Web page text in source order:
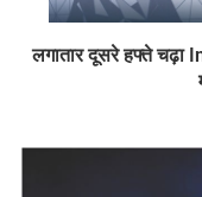
लगातार दूसरे हफ्ते